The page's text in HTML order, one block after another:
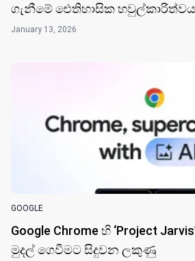
ගැනීමේ ඓතිහාසික
January 13, 2026
GOOGLE
Google Chrome හි ‘Project
මුදල් ගෙවීමට සිදුවන ලකුණු